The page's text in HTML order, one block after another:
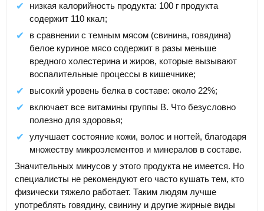
низкая калорийность продукта: 100 г продукта
содержит 110 ккал;
в сравнении с темным мясом (свинина, говядина)
белое куриное мясо содержит в разы меньше
вредного холестерина и жиров, которые вызывают
воспалительные процессы в кишечнике;
высокий уровень белка в составе: около 22%;
включает все витамины группы В. Что безусловно
полезно для здоровья;
улучшает состояние кожи, волос и ногтей, благодаря
множеству микроэлементов и минералов в составе.
Значительных минусов у этого продукта не имеется. Но
специалисты не рекомендуют его часто кушать тем, кто
физически тяжело работает. Таким людям лучше
употреблять говядину, свинину и другие жирные виды